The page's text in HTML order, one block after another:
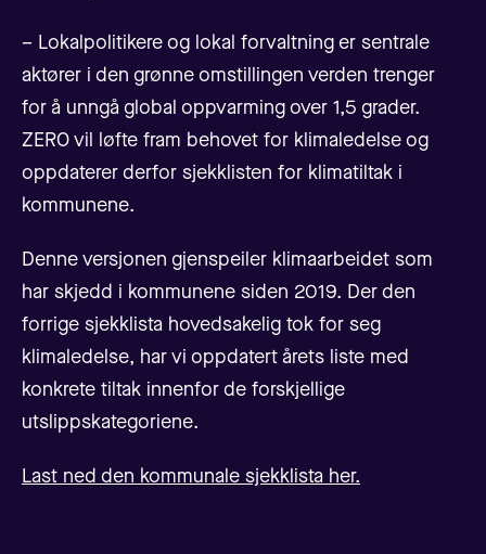
– Lokalpolitikere og lokal forvaltning er sentrale
aktører i den grønne omstillingen verden trenger
for å unngå global oppvarming over 1,5 grader.
ZERO vil løfte fram behovet for klimaledelse og
oppdaterer derfor sjekklisten for klimatiltak i
kommunene.
Denne versjonen gjenspeiler klimaarbeidet som
har skjedd i kommunene siden 2019. Der den
forrige sjekklista hovedsakelig tok for seg
klimaledelse, har vi oppdatert årets liste med
konkrete tiltak innenfor de forskjellige
utslippskategoriene.
Last ned den kommunale sjekklista her.